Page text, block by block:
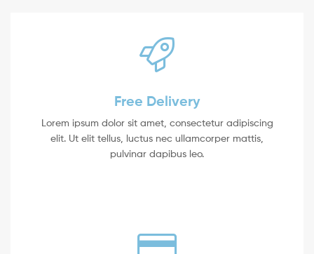
Free Delivery
Lorem ipsum dolor sit amet, consectetur adipiscing
elit. Ut elit tellus, luctus nec ullamcorper mattis,
pulvinar dapibus leo.